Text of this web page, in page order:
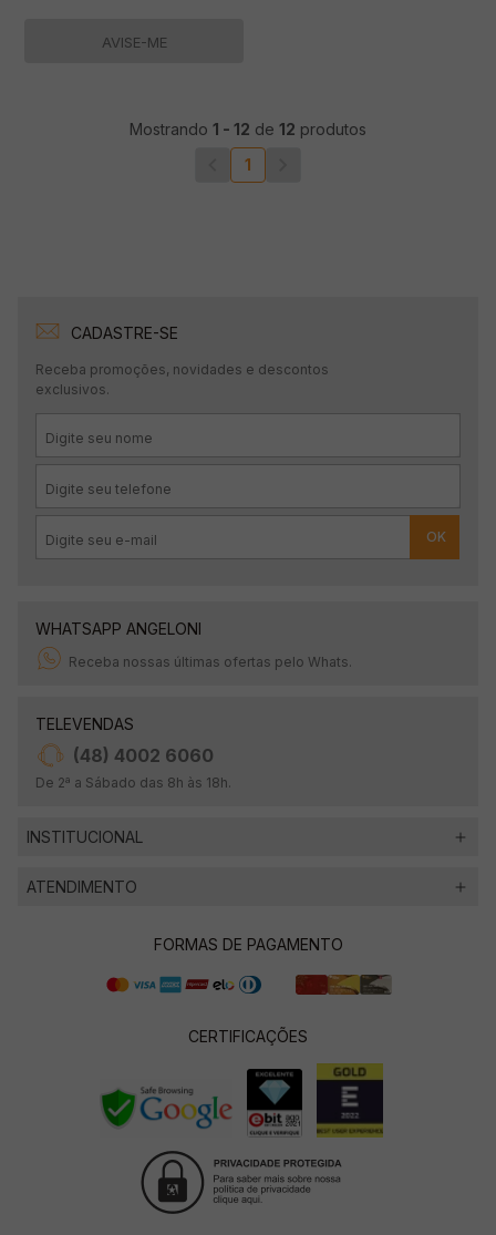
AVISE-ME
Mostrando 1 - 12 de 12 produtos
1
CADASTRE-SE
Receba promoções, novidades e descontos
exclusivos.
OK
WHATSAPP ANGELONI
Receba nossas últimas ofertas pelo Whats.
TELEVENDAS
(48) 4002 6060
De 2ª a Sábado das 8h às 18h.
INSTITUCIONAL
ATENDIMENTO
FORMAS DE PAGAMENTO
CERTIFICAÇÕES